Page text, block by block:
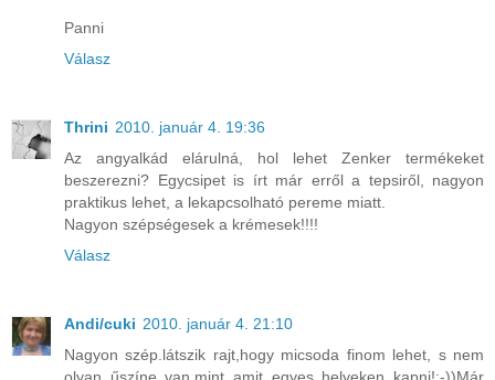
Panni
Válasz
Thrini 2010. január 4. 19:36
Az angyalkád elárulná, hol lehet Zenker termékeket
beszerezni? Egycsipet is írt már erről a tepsiről, nagyon
praktikus lehet, a lekapcsolható pereme miatt.
Nagyon szépségesek a krémesek!!!!
Válasz
Andi/cuki 2010. január 4. 21:10
Nagyon szép.látszik rajt,hogy micsoda finom lehet, s nem